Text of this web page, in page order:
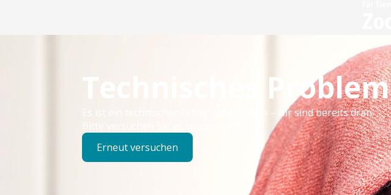
Technisches Problem
Es ist ein technischer Fehler aufgetreten – wir sind bereits dran.
Bitte versuchen Sie es später erneut.
Erneut versuchen